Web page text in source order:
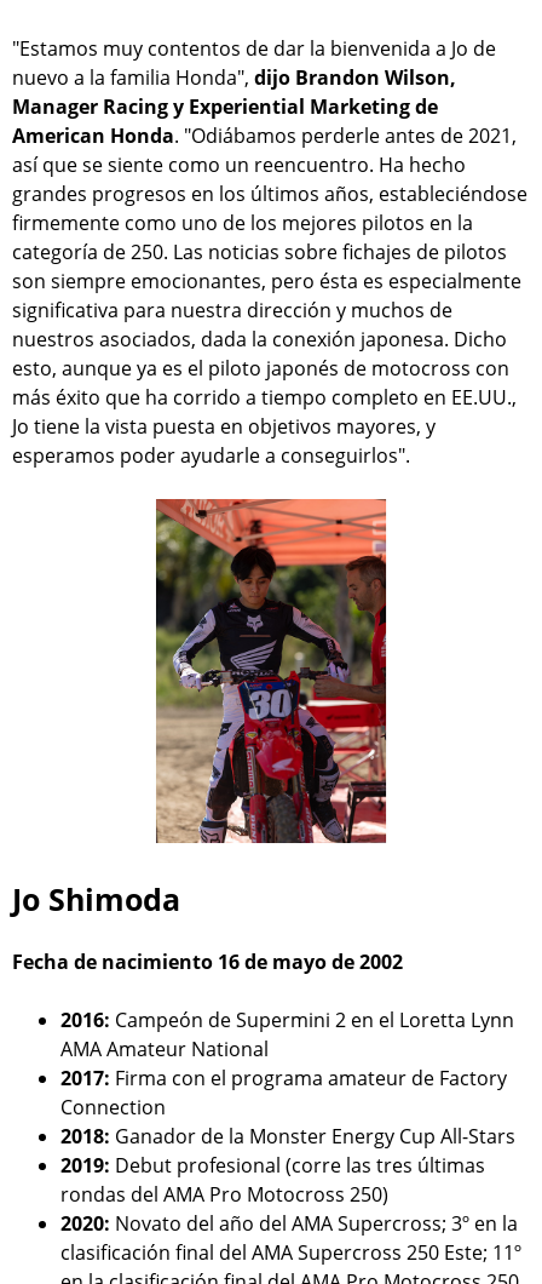
"Estamos muy contentos de dar la bienvenida a Jo de
nuevo a la familia Honda", dijo Brandon Wilson,
Manager Racing y Experiential Marketing de
American Honda. "Odiábamos perderle antes de 2021,
así que se siente como un reencuentro. Ha hecho
grandes progresos en los últimos años, estableciéndose
firmemente como uno de los mejores pilotos en la
categoría de 250. Las noticias sobre fichajes de pilotos
son siempre emocionantes, pero ésta es especialmente
significativa para nuestra dirección y muchos de
nuestros asociados, dada la conexión japonesa. Dicho
esto, aunque ya es el piloto japonés de motocross con
más éxito que ha corrido a tiempo completo en EE.UU.,
Jo tiene la vista puesta en objetivos mayores, y
esperamos poder ayudarle a conseguirlos".
Jo Shimoda
Fecha de nacimiento 16 de mayo de 2002
2016: Campeón de Supermini 2 en el Loretta Lynn
AMA Amateur National
2017: Firma con el programa amateur de Factory
Connection
2018: Ganador de la Monster Energy Cup All-Stars
2019: Debut profesional (corre las tres últimas
rondas del AMA Pro Motocross 250)
2020: Novato del año del AMA Supercross; 3º en la
clasificación final del AMA Supercross 250 Este; 11º